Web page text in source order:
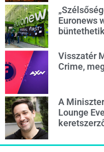
Euronews
Visszatér
Crime,
A
Lounge